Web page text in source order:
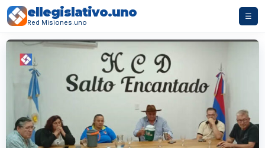
ellegislativo.uno
Red Misiones.uno
☰